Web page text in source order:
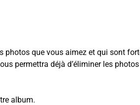
photos que vous aimez et qui sont
permettra déjà d’éliminer les
album.